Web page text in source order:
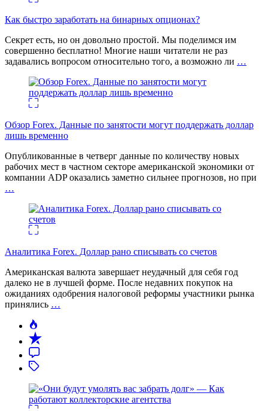
Как быстро заработать на бинарных опционах?
Секрет есть, но он довольно простой. Мы поделимся им
совершенно бесплатно! Многие наши читатели не раз
задавались вопросом относительно того, а возможно ли …
Обзор Forex. Данные по занятости могут поддержать доллар
лишь временно
Опубликованные в четверг данные по количеству новых
рабочих мест в частном секторе американской экономики от
компании ADP оказались заметно сильнее прогнозов, но при
…
Аналитика Forex. Доллар рано списывать со счетов
Американская валюта завершает неудачный для себя год
далеко не в лучшей форме. После недавних покупок на
ожиданиях одобрения налоговой реформы участники рынка
принялись …